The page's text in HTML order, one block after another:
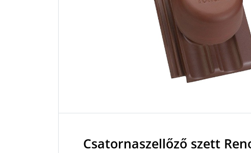
Csatornaszellőző szett